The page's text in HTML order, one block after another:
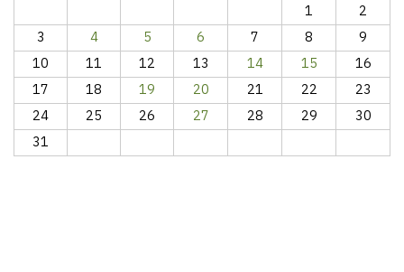
1
2
3
4 5 6 7 8
9
10
11 12 13 14 15
16
17
18 19 20 21 22
23
24
25 26 27 28 29
30
31